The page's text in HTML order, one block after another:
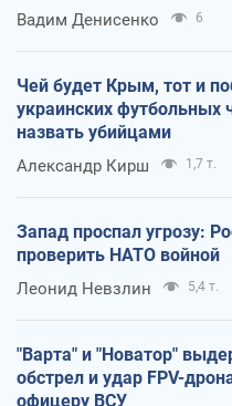
Вадим Денисенко 6
Чей будет Крым, тот и
украинских футбольных
назвать убийцами
Александр Кирш 1,7 т.
Запад проспал угрозу:
проверить НАТО войной
Леонид Невзлин 5,4 т.
"Варта" и "Новатор"
обстрел и удар FPV-
офицеру ВСУ